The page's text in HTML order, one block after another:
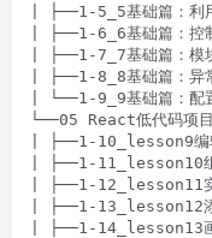
| ├──1-5_5基础篇：利
| ├──1-6_6基础篇：
| ├──1-7_7基础篇：
| ├──1-8_8基础篇：异
| └──1-9_9基础篇：
└──05 React低代码项目
| ├──1-10_lesson9编
| ├──1-11_lesson10组
| ├──1-12_lesson11
| ├──1-13_lesson12
| ├──1-14_lesson13画